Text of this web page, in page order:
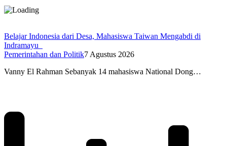
Belajar Indonesia dari Desa, Mahasiswa Taiwan Mengabdi di
Indramayu
Pemerintahan dan Politik7 Agustus 2026
Vanny El Rahman Sebanyak 14 mahasiswa National Dong…